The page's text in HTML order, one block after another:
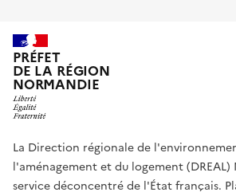
PRÉFET
DE LA RÉGION
NORMANDIE
La Direction régionale de
l'aménagement et du logement
service déconcentré de l'État français.